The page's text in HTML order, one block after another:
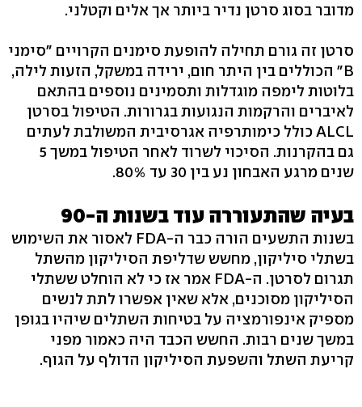
מדובר בסוג סרטן נדיר ביותר אך אלים וקטלני.
סרטן זה גורם תחילה להופעת סימנים הקרויים "סימני
B" הכוללים בין היתר חום, ירידה במשקל, הזעות לילה,
בלוטות לימפה מוגדלות ותסמינים נוספים בהתאם
לאיברים והרקמות הנגועות בגרורות. הטיפול בסרטן
ALCL כולל כימותרפיה אגרסיבית המשולבת לעתים
גם בהקרנות. הסיכוי לשרוד לאחר הטיפול במשך 5
שנים מרגע האבחון נע בין 30 עד 80%.
בעיה שהתעוררה עוד בשנות ה-90
בשנות התשעים הורה כבר ה-FDA לאסור את השימוש
בשתלי סיליקון, מחשש שדליפת הסיליקון מהשתל
תגרום לסרטן. ה-FDA אמר אז כי לא הוחלט ששתלי
הסיליקון מסוכנים, אלא שאין אפשרו לתת לנשים
מספיק אינפורמציה על בטיחות השתלים שיהיו בגופן
במשך שנים רבות. החשש הכבד היה כאמור מפני
קריעת השתל והשפעת הסיליקון הדולף על הגוף.